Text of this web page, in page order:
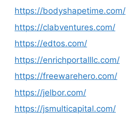
https://bodyshapetime.com/
https://clabventures.com/
https://edtos.com/
https://enrichportalllc.com/
https://freewarehero.com/
https://jelbor.com/
https://jsmulticapital.com/